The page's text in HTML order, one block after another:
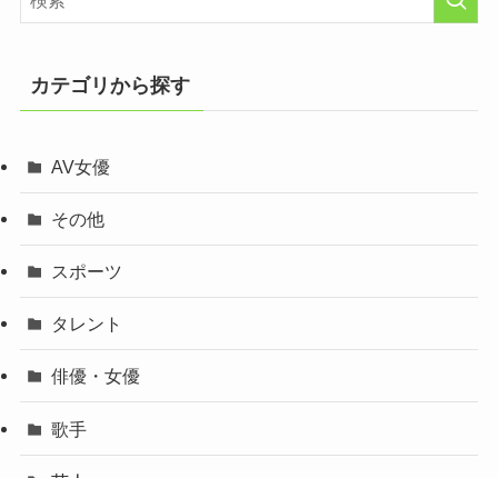
カテゴリから探す
AV女優
その他
スポーツ
タレント
俳優・女優
歌手